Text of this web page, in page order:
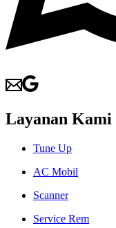
Layanan Kami
Tune Up
AC Mobil
Scanner
Service Rem